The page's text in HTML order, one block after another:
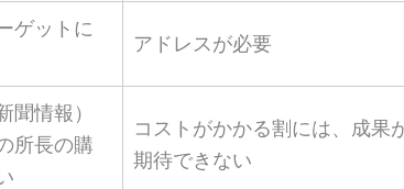
ゲットに
アドレスが必要
聞情報）
所長の購
コストがかかる割には、成果
期待できない